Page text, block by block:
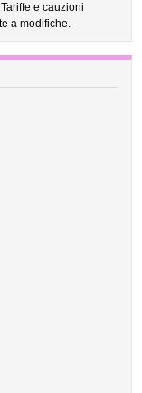
e cauzioni
a modifiche.